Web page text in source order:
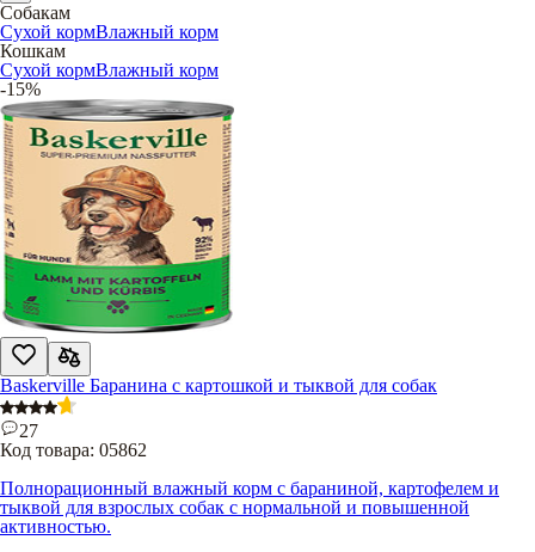
Собакам
Сухой кормВлажный корм
Кошкам
Сухой кормВлажный корм
-15%
Baskerville Баранина с картошкой и тыквой для собак
27
Код товара: 05862
Полнорационный влажный корм с бараниной, картофелем и
тыквой для взрослых собак с нормальной и повышенной
активностью.